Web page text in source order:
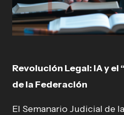
Revolución Legal: IA y el
de la Federación
El Semanario Judicial de